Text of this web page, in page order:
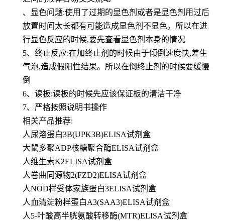
、显色问题:使用了过期的显色剂或者是显色剂用过后
放置时间太长都有可能造成显色剂不显色。所以在进
行显色反应的时候,要先查看显色剂本身的情况
5、终止反应:在加终止剂的时候由于倾倒速度快,差生
气泡,造成假阳性结果。所以在倒终止剂的时候要缓慢
倒
6、读板:读板的时候先应该保证板的清洁干净
7、严格按照说明书操作
相关产品推荐:
人尿溶蛋白3B(UPK3B)ELISA试剂盒
大鼠多聚ADP核糖聚合酶ELISA试剂盒
人维生素K2ELISA试剂盒
人卷曲同源物2(FZD2)ELISA试剂盒
人NOD样受体家族蛋白3ELISA试剂盒
人血清淀粉样蛋白A3(SAA3)ELISA试剂盒
人5-叶酸高半胱氨酸转移酶(MTR)ELISA试剂盒